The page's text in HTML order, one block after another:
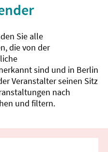
Sie alle
die von der
sind und in Berlin
Veranstalter seinen Sitz
nach
und filtern.